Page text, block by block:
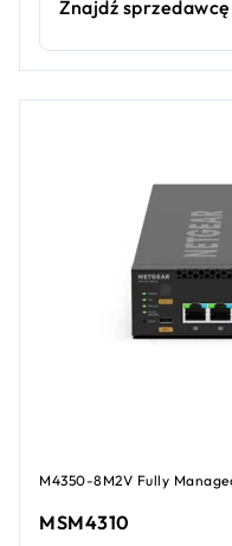
Znajdź sprzedawcę
M4350-8M2V Fully
MSM4310